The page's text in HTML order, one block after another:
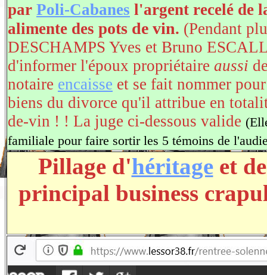
par Poli-Cabanes l'argent recelé de
alimente des pots de vin. (Pendant
DESCHAMPS Yves et Bruno
d'informer l'époux propriétaire aussi
notaire encaisse et se fait nommer
biens du divorce qu'il attribue en
de-vin ! ! La juge ci-dessous valide
familiale pour faire sortir les 5 témoins de
Pillage d'héritageet
principal business